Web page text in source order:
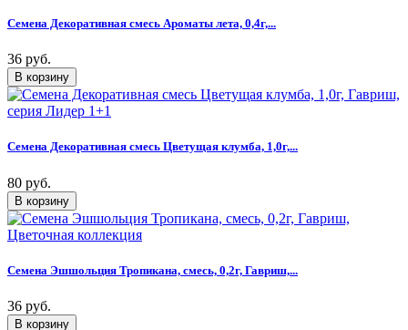
Семена Декоративная смесь Ароматы лета, 0,4г,...
36 руб.
Семена Декоративная смесь Цветущая клумба, 1,0г,...
80 руб.
Семена Эшшольция Тропикана, смесь, 0,2г, Гавриш,...
36 руб.